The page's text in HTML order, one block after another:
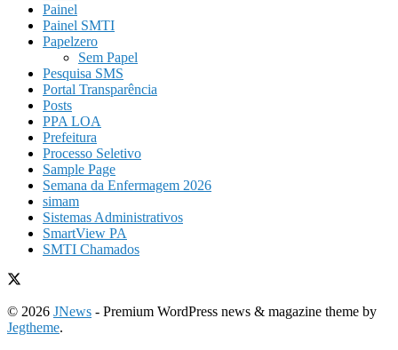
Painel
Painel SMTI
Papelzero
Sem Papel
Pesquisa SMS
Portal Transparência
Posts
PPA LOA
Prefeitura
Processo Seletivo
Sample Page
Semana da Enfermagem 2026
simam
Sistemas Administrativos
SmartView PA
SMTI Chamados
© 2026 JNews - Premium WordPress news & magazine theme by
Jegtheme.